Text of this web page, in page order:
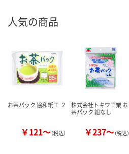
人気の商品
お茶パック 協和紙工_2
￥121～（税込）
株式会社トキワ工業 お
茶パック 紐なし
￥237～（税込）